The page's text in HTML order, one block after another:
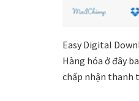
Easy Digital
Hàng hóa ở đây
chấp nhận thanh